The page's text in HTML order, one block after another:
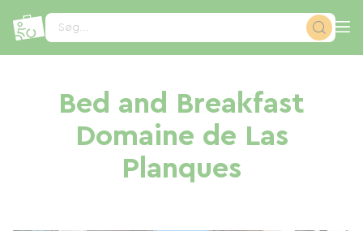
Søg...
Bed and Breakfast
Domaine de Las
Planques
CCookie-styringspanel